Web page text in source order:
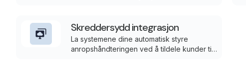
Skreddersydd integrasjon
La systemene dine automatisk styre
anropshåndteringen ved å tildele kunder til